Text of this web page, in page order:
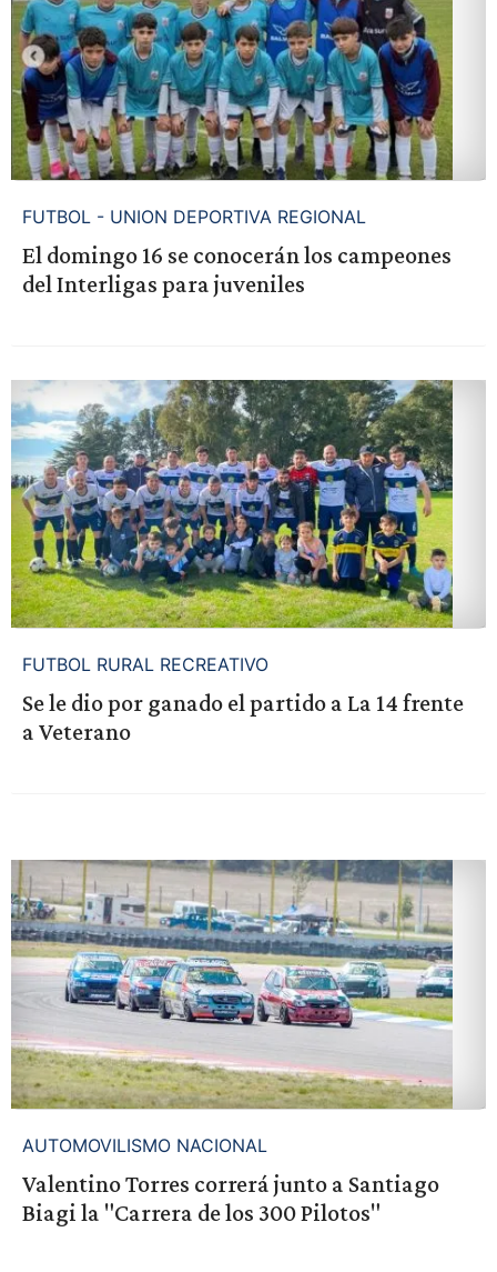
FUTBOL - UNION DEPORTIVA REGIONAL
El domingo 16 se conocerán los campeones
del Interligas para juveniles
FUTBOL RURAL RECREATIVO
Se le dio por ganado el partido a La 14 frente
a Veterano
AUTOMOVILISMO NACIONAL
Valentino Torres correrá junto a Santiago
Biagi la "Carrera de los 300 Pilotos"